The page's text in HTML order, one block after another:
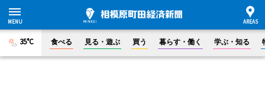
35°C 食べる 見る・遊ぶ 買う 暮らす・働く 学ぶ・知る